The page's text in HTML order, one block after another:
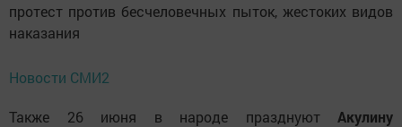
протест против бесчеловечных пыток, жестоких видов
наказания
Новости СМИ2
Также 26 июня в народе празднуютАкулину